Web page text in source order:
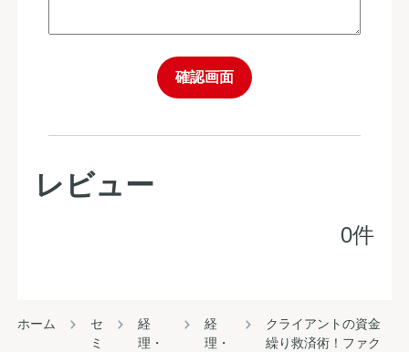
確認画面
レビュー
0件
ホーム
セ
ミ
経
理・
経
理・
クライアントの資金
繰り救済術！ファク